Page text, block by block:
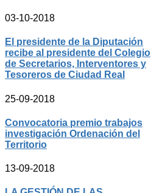
03-10-2018
El presidente de la Diputación
recibe al presidente del Colegio
de Secretarios, Interventores y
Tesoreros de Ciudad Real
25-09-2018
Convocatoria premio trabajos
investigación Ordenación del
Territorio
13-09-2018